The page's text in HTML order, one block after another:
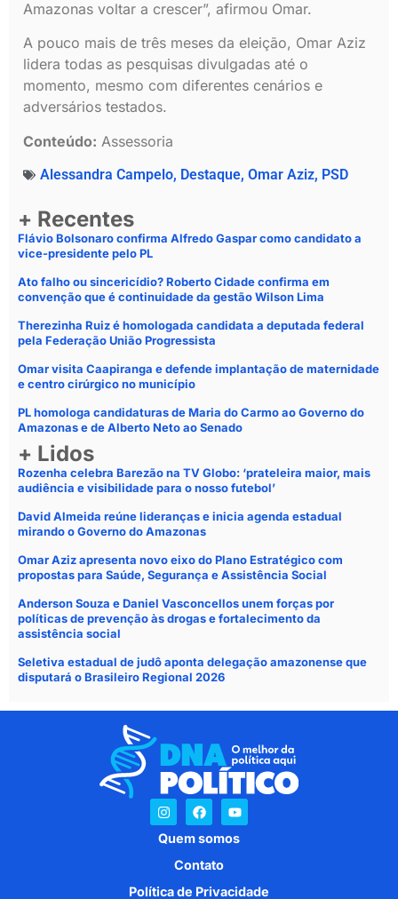
Amazonas voltar a crescer”, afirmou Omar.
A pouco mais de três meses da eleição, Omar Aziz
lidera todas as pesquisas divulgadas até o
momento, mesmo com diferentes cenários e
adversários testados.
Conteúdo: Assessoria
Alessandra Campelo, Destaque, Omar Aziz, PSD
+ Recentes
Flávio Bolsonaro confirma Alfredo Gaspar como candidato a
vice-presidente pelo PL
Ato falho ou sincericídio? Roberto Cidade confirma em
convenção que é continuidade da gestão Wilson Lima
Therezinha Ruiz é homologada candidata a deputada federal
pela Federação União Progressista
Omar visita Caapiranga e defende implantação de maternidade
e centro cirúrgico no município
PL homologa candidaturas de Maria do Carmo ao Governo do
Amazonas e de Alberto Neto ao Senado
+ Lidos
Rozenha celebra Barezão na TV Globo: ‘prateleira maior, mais
audiência e visibilidade para o nosso futebol’
David Almeida reúne lideranças e inicia agenda estadual
mirando o Governo do Amazonas
Omar Aziz apresenta novo eixo do Plano Estratégico com
propostas para Saúde, Segurança e Assistência Social
Anderson Souza e Daniel Vasconcellos unem forças por
políticas de prevenção às drogas e fortalecimento da
assistência social
Seletiva estadual de judô aponta delegação amazonense que
disputará o Brasileiro Regional 2026
Quem somos
Contato
Política de Privacidade